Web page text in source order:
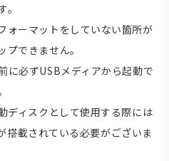
ォーマットをしていない箇所が
プできません。
に必ずUSBメディアから起動で
ディスクとして使用する際には
搭載されている必要がございま